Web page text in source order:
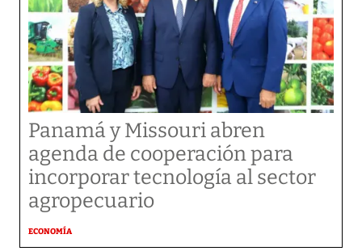
Panamá y Missouri abren
agenda de cooperación para
incorporar tecnología al sector
agropecuario
ECONOMÍA